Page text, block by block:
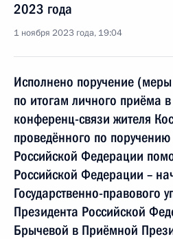
2023 года
1 ноября 2023 года, 19:04
Исполнено поручение
по итогам личного приёма
конференц-связи жителя
проведённого по
Российской Федерации
Российской Федерации –
Государственно-правового
Президента Российской
Брычевой в Приёмной